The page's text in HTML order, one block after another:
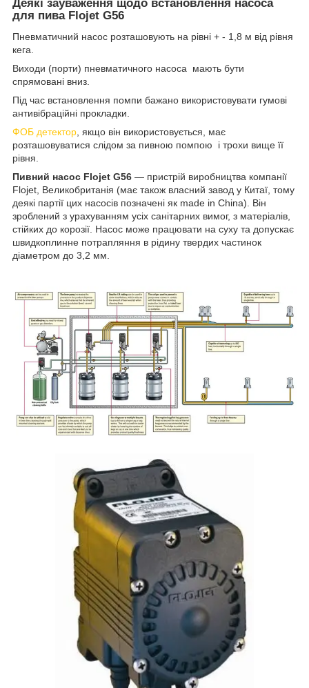
Деякі зауваження щодо встановлення насоса
для пива Flojet G56
Пневматичний насос розташовують на рівні + - 1,8 м від рівня
кега.
Виходи (порти) пневматичного насоса мають бути
спрямовані вниз.
Під час встановлення помпи бажано використовувати гумові
антивібраційні прокладки.
ФОБ детектор , якщо він використовується, має
розташовуватися слідом за пивною помпою і трохи вище її
рівня.
Пивний насос Flojet G56 — пристрій виробництва компанії
Flojet, Великобританія (має також власний завод у Китаї, тому
деякі партії цих насосів позначені як made in China). Він
зроблений з урахуванням усіх санітарних вимог, з матеріалів,
стійких до корозії. Насос може працювати на суху та допускає
швидкоплинне потрапляння в рідину твердих частинок
діаметром до 3,2 мм.